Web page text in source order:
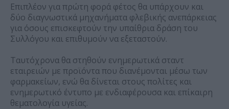
Επιπλέον για πρώτη φορά φέτος θα υπάρχουν και
δύο διαγνωστικά μηχανήματα φλεβικής ανεπάρκειας
για όσους επισκεφτούν την υπαίθρια δράση του
Συλλόγου και επιθυμούν να εξεταστούν.
Ταυτόχρονα θα στηθούν ενημερωτικά σταντ
εταιρειών με προϊόντα που διανέμονται μέσω των
φαρμακείων, ενώ θα δίνεται στους πολίτες και
ενημερωτικό έντυπο με ενδιαφέρουσα και επίκαιρη
θεματολογία υγείας.